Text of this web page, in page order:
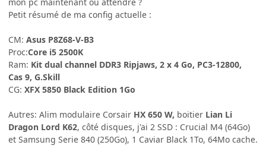
Petit résumé de ma config actuelle :
CM: Asus P8Z68-V-B3
Proc:Core i5 2500K
Ram: Kit dual channel DDR3 Ripjaws, 2 x 4 Go, PC3-12800,
Cas 9, G.Skill
CG: XFX 5850 Black Edition 1Go
Autres: Alim modulaire Corsair HX 650 W, boitier Lian Li
Dragon Lord K62, côté disques, j'ai 2 SSD : Crucial M4 (64Go)
et Samsung Serie 840 (250Go), 1 Caviar Black 1To, 64Mo cache.